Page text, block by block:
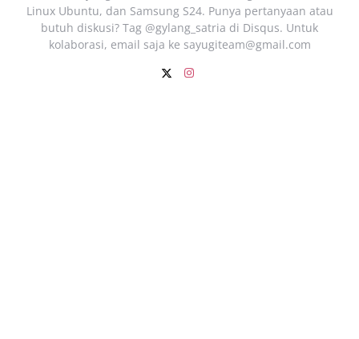
Linux Ubuntu, dan Samsung S24. Punya pertanyaan atau
butuh diskusi? Tag @gylang_satria di Disqus. Untuk
kolaborasi, email saja ke sayugiteam@gmail.com